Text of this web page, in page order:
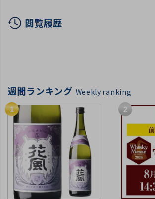
閲覧履歴
週間ランキング Weekly ranking